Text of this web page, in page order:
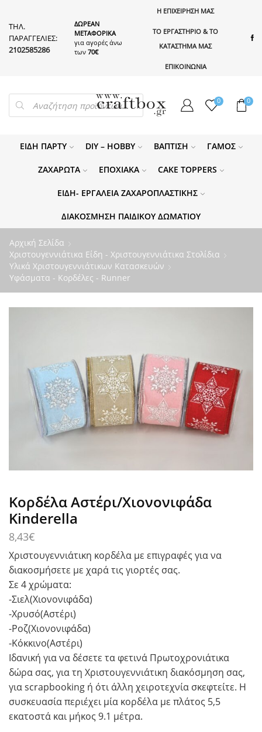
ΤΗΛ.
ΠΑΡΑΓΓΕΛΙΕΣ:
2102585286
ΔΩΡΕΑΝ
ΜΕΤΑΦΟΡΙΚΑ
για αγορές άνω
των 70€
Η ΕΠΙΧΕΙΡΗΣΗ ΜΑΣ
ΤΟ ΕΡΓΑΣΤΗΡΙΟ & ΤΟ
ΚΑΤΑΣΤΗΜΑ ΜΑΣ
ΕΠΙΚΟΙΝΩΝΙΑ
PRODUCTS
SEARCH 0 0
ΕΊΔΗ ΠΆΡΤΥ DIY – HOBBY ΒΆΠΤΙΣΗ ΓΆΜΟΣ
ΖΑΧΑΡΩΤΆ ΕΠΟΧΙΑΚΆ CAKE TOPPERS
ΕΊΔΗ- ΕΡΓΑΛΕΊΑ ΖΑΧΑΡΟΠΛΑΣΤΙΚΉΣ
ΔΙΑΚΌΣΜΗΣΗ ΠΑΙΔΙΚΟΎ ΔΩΜΑΤΊΟΥ
Αρχική Σελίδα
Χριστουγεννιάτικα Είδη - Χριστουγεννιάτικα Στολίδια
Υλικά Χριστουγεννιάτικων Κατασκευών
Υφάσματα - Κορδέλες - Runner
Κορδέλα Αστέρι/Χιονονιφάδα
Kinderella
8,43€
Χριστουγεννιάτικη κορδέλα με επιγραφές για να
διακοσμήσετε με χαρά τις γιορτές σας.
Σε 4 χρώματα:
-Σιελ(Χιονονιφάδα)
-Χρυσό(Αστέρι)
-Ροζ(Χιονονιφάδα)
-Κόκκινο(Αστέρι)
Ιδανική για να δέσετε τα φετινά Πρωτοχρονιάτικα
δώρα σας, για τη Χριστουγεννιάτικη διακόσμηση σας,
για scrapbooking ή ότι άλλη χειροτεχνία σκεφτείτε. Η
συσκευασία περιέχει μία κορδέλα με πλάτος 5,5
εκατοστά και μήκος 9.1 μέτρα.